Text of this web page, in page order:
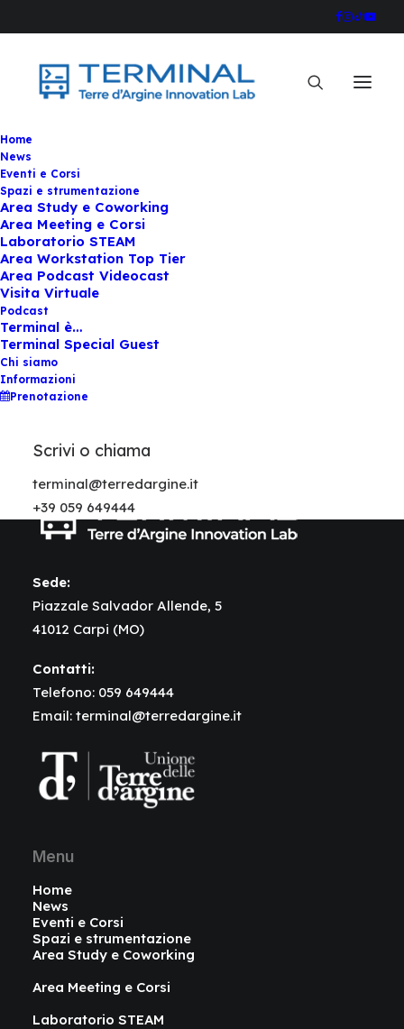
Home
News
Eventi e Corsi
Spazi e strumentazione
Area Study e Coworking
Area Meeting e Corsi
Laboratorio STEAM
Area Workstation Top Tier
Area Podcast Videocast
Visita Virtuale
Podcast
Terminal è…
Terminal Special Guest
Chi siamo
Informazioni
Prenotazione
Scrivi o chiama
terminal@terredargine.it
+39 059 649444
My booking
È possibile accedere a questa pagina solo
tramite i link presenti nelle e-mail relative alla
prenotazione.
Please check more about configuration at
page.
Sede:
Piazzale Salvador Allende, 5
41012 Carpi (MO)
Contatti:
Telefono: 059 649444
Email: terminal@terredargine.it
Menu
Home
News
Eventi e Corsi
Spazi e strumentazione
Area Study e Coworking
Area Meeting e Corsi
Laboratorio STEAM